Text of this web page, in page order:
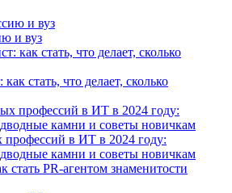
и вуз
стать, что делает, сколько
профессий в ИТ в 2024 году:
камни и советы новичкам